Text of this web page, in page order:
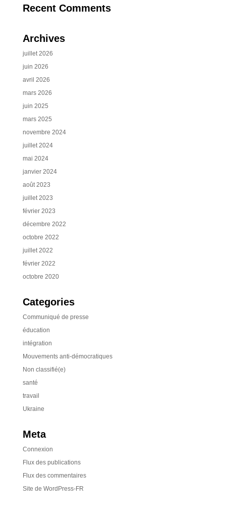
Recent Comments
Archives
juillet 2026
juin 2026
avril 2026
mars 2026
juin 2025
mars 2025
novembre 2024
juillet 2024
mai 2024
janvier 2024
août 2023
juillet 2023
février 2023
décembre 2022
octobre 2022
juillet 2022
février 2022
octobre 2020
Categories
Communiqué de presse
éducation
intégration
Mouvements anti-démocratiques
Non classifié(e)
santé
travail
Ukraine
Meta
Connexion
Flux des publications
Flux des commentaires
Site de WordPress-FR